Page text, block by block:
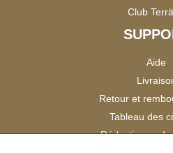
Club
Aide
Retour et
Tableau des
Réduction